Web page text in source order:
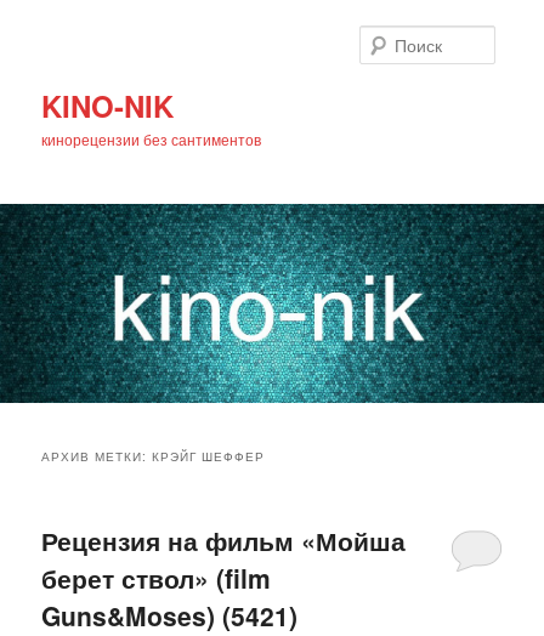
KINO-NIK
кинорецензии без сантиментов
основному
содержимому
дополнительному
содержимому
АРХИВ МЕТКИ:КРЭЙГ ШЕФФЕР
Рецензия на фильм «Мойша
берет ствол» (film
Guns&Moses) (5421)